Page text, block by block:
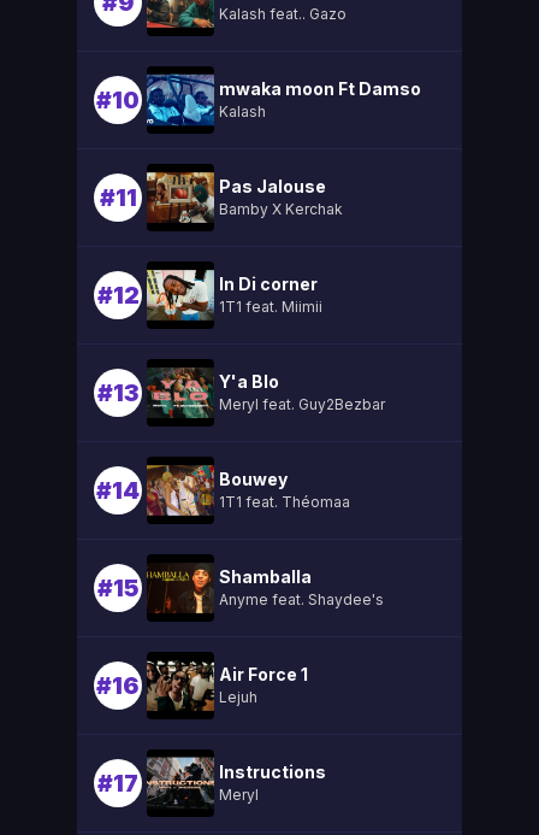
Kalash feat.. Gazo
#10 mwaka moon Ft Damso
Kalash
#11 Pas Jalouse
Bamby X Kerchak
#12 In Di corner
1T1 feat. Miimii
#13 Y'a Blo
Meryl feat. Guy2Bezbar
#14 Bouwey
1T1 feat. Théomaa
#15 Shamballa
Anyme feat. Shaydee's
#16 Air Force 1
Lejuh
#17 Instructions
Meryl